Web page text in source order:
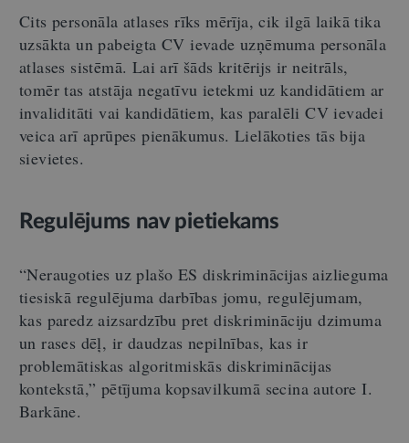
Cits personāla atlases rīks mērīja, cik ilgā laikā tika
uzsākta un pabeigta CV ievade uzņēmuma personāla
atlases sistēmā. Lai arī šāds kritērijs ir neitrāls,
tomēr tas atstāja negatīvu ietekmi uz kandidātiem ar
invaliditāti vai kandidātiem, kas paralēli CV ievadei
veica arī aprūpes pienākumus. Lielākoties tās bija
sievietes.
Regulējums nav pietiekams
“Neraugoties uz plašo ES diskriminācijas aizlieguma
tiesiskā regulējuma darbības jomu, regulējumam,
kas paredz aizsardzību pret diskrimināciju dzimuma
un rases dēļ, ir daudzas nepilnības, kas ir
problemātiskas algoritmiskās diskriminācijas
kontekstā,” pētījuma kopsavilkumā secina autore I.
Barkāne.